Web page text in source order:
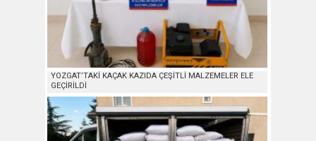
YOZGAT’TAKİ KAÇAK KAZIDA ÇEŞİTLİ MALZEMELER ELE
GEÇİRİLDİ